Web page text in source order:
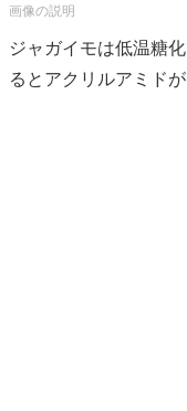
ジャガイモは低温糖
るとアクリルアミド